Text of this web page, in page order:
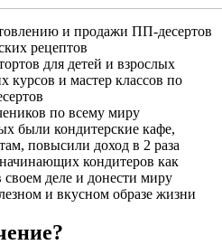
и продажи ПП-десертов
рецептов
для детей и взрослых
курсов и мастер классов по
по всему миру
были кондитерские кафе,
повысили доход в 2 раза
кондитеров как
своем деле и донести миру
и вкусном образе жизни